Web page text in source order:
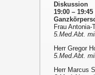
Diskussion
19:00 – 19:45
Frau Antonia-
5.Med.Abt.
Herr Gregor
5.Med.Abt.
Herr Marcus